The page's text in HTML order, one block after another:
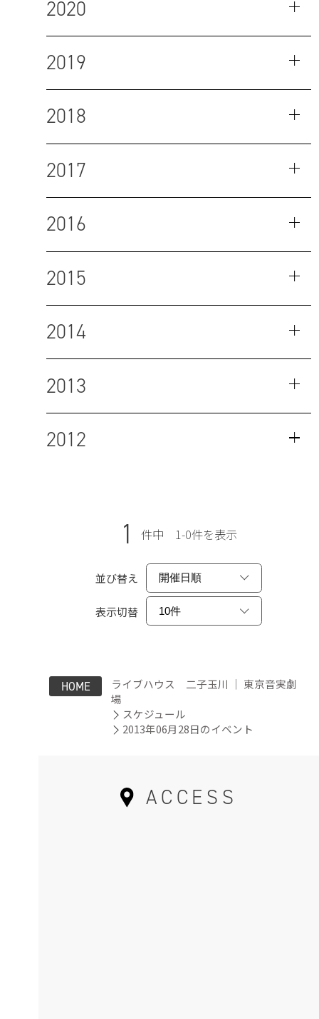
2020
2019
2018
2017
2016
2015
2014
2013
2012
1 件中 1-0件を表示
並び替え
表示切替
HOME
ライブハウス 二子玉川 ｜ 東京音実劇
場
スケジュール
2013年06月28日のイベント
ACCESS